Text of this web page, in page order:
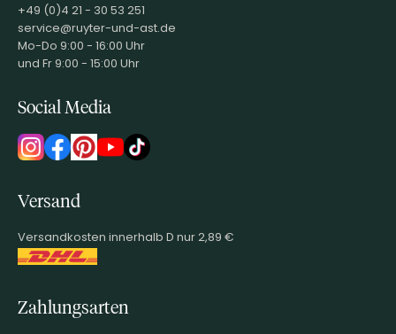
+49 (0)4 21 - 30 53 251
service@ruyter-und-ast.de
Mo-Do 9:00 - 16:00 Uhr
und Fr 9:00 - 15:00 Uhr
Social Media
Versand
Versandkosten innerhalb D nur 2,89 €
Zahlungsarten